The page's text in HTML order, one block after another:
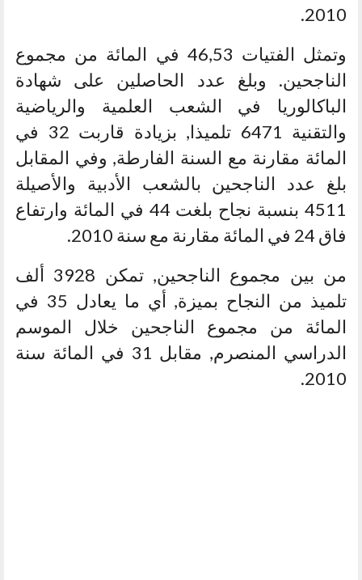
2010.
وتمثل الفتيات 46,53 في المائة من مجموع
الناجحين. وبلغ عدد الحاصلين على شهادة
الباكالوريا في الشعب العلمية والرياضية
والتقنية 6471 تلميذا, بزيادة قاربت 32 في
المائة مقارنة مع السنة الفارطة, وفي المقابل
بلغ عدد الناجحين بالشعب الأدبية والأصيلة
4511 بنسبة نجاح بلغت 44 في المائة وارتفاع
فاق 24 في المائة مقارنة مع سنة 2010.
من بين مجموع الناجحين, تمكن 3928 ألف
تلميذ من النجاح بميزة, أي ما يعادل 35 في
المائة من مجموع الناجحين خلال الموسم
الدراسي المنصرم, مقابل 31 في المائة سنة
2010.